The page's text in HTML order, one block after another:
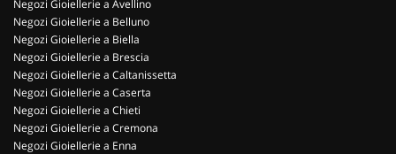
Negozi Gioiellerie a Avellino
Negozi Gioiellerie a Belluno
Negozi Gioiellerie a Biella
Negozi Gioiellerie a Brescia
Negozi Gioiellerie a Caltanissetta
Negozi Gioiellerie a Caserta
Negozi Gioiellerie a Chieti
Negozi Gioiellerie a Cremona
Negozi Gioiellerie a Enna